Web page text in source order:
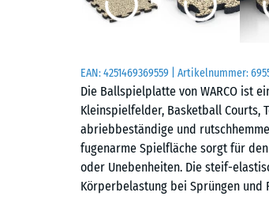
EAN:4251469369559 | Artikelnummer:
Die Ballspielplatte von WARCO ist
Kleinspielfelder, Basketball Courts,
abriebbeständige und
fugenarme Spielfläche sorgt für
oder Unebenheiten. Die steif-
Körperbelastung bei Sprüngen und